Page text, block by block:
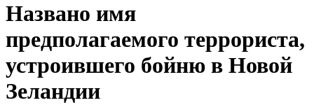
Названо имя
предполагаемого террориста,
устроившего бойню в Новой
Зеландии